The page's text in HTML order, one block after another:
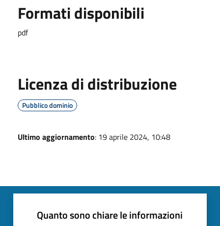
Formati disponibili
pdf
Licenza di distribuzione
Pubblico dominio
Ultimo aggiornamento: 19 aprile 2024, 10:48
Quanto sono chiare le informazioni